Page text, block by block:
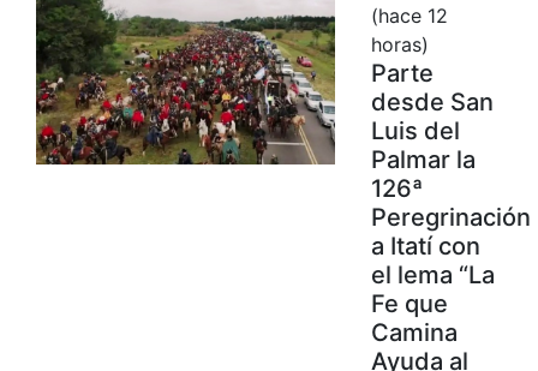
(hace 12
horas)
Parte
desde San
Luis del
Palmar la
126ª
Peregrinación
a Itatí con
el lema “La
Fe que
Camina
Ayuda al